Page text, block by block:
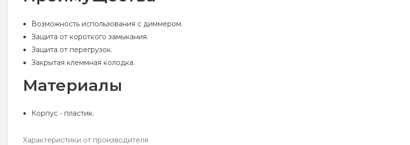
Возможность использования с диммером.
Защита от короткого замыкания.
Защита от перегрузок.
Закрытая клеммная колодка.
Материалы
Корпус - пластик.
Характеристики от производителя